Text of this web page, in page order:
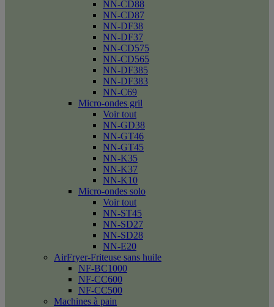
NN-CD88
NN-CD87
NN-DF38
NN-DF37
NN-CD575
NN-CD565
NN-DF385
NN-DF383
NN-C69
Micro-ondes gril
Voir tout
NN-GD38
NN-GT46
NN-GT45
NN-K35
NN-K37
NN-K10
Micro-ondes solo
Voir tout
NN-ST45
NN-SD27
NN-SD28
NN-E20
AirFryer-Friteuse sans huile
NF-BC1000
NF-CC600
NF-CC500
Machines à pain